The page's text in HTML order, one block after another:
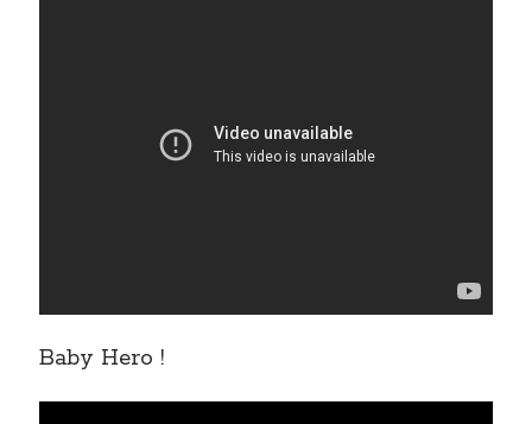
Baby Hero !